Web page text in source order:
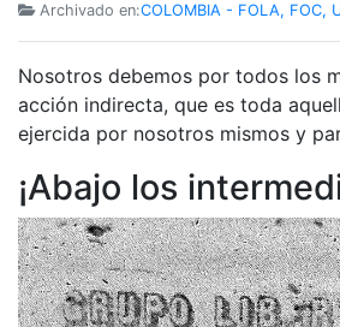
Archivado en:COLOMBIA - FOLA, FOC,
Nosotros debemos por todos los
acción indirecta, que es toda
ejercida por nosotros mismos y
¡Abajo los